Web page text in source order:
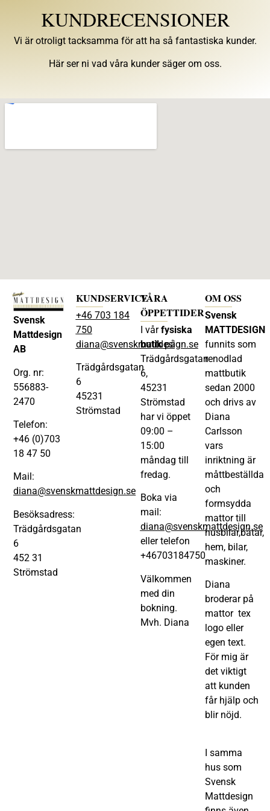
KUNDRECENSIONER
Vi är otroligt tacksamma för att ha så fantastiska kunder.
Här ser ni vad våra kunder säger om oss.
Svensk
Mattdesign
AB
Org. nr:
556883-
2470
Telefon:
+46 (0)703
18 47 50
Mail:
diana@svenskmattdesign.se
Besöksadress:
Trädgårdsgatan
6
452 31
Strömstad
KUNDSERVICE
+46 703 184
750
diana@svenskmattdesign.se
Trädgårdsgatan
6
45231
Strömstad
VÅRA
ÖPPETTIDER
I vårfysiska
butikpå
Trädgårdsgatan
6,
45231
Strömstad
har vi öppet
09:00 –
15:00
måndag till
fredag.
Boka via
mail:
diana@svenskmattdesign.se
eller telefon
+46703184750
Välkommen
med din
bokning.
Mvh. Diana
OM OSS
Svensk
MATTDESIGN
funnits som
renodlad
mattbutik
sedan 2000
och drivs av
Diana
Carlsson
vars
inriktning är
måttbeställda
och
formsydda
mattor till
husbilar,båtar,
hem, bilar,
maskiner.
Diana
broderar på
mattor tex
logo eller
egen text.
För mig är
det viktigt
att kunden
får hjälp och
blir nöjd.
I samma
hus som
Svensk
Mattdesign